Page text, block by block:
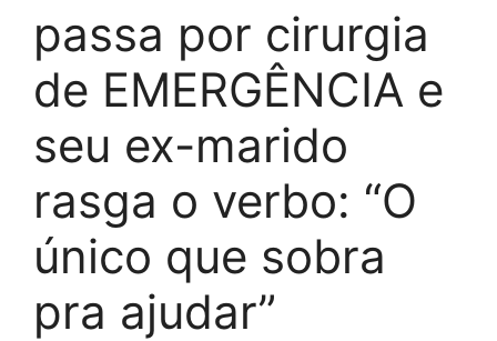
passa por cirurgia
de EMERGÊNCIA e
seu ex-marido
rasga o verbo: “O
único que sobra
pra ajudar”